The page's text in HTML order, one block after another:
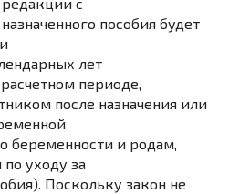
пособия будет
лет
периоде,
после назначения или
беременности и родам,
уходу за
Поскольку закон не